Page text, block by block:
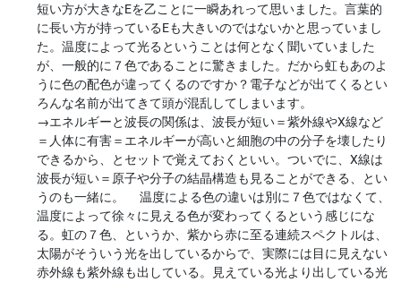
短い方が大きなEを乙ことに一瞬あれって思いました。言葉的
に長い方が持っているEも大きいのではないかと思っていまし
た。温度によって光るということは何となく聞いていました
が、一般的に７色であることに驚きました。だから虹もあのよ
うに色の配色が違ってくるのですか？電子などが出てくるとい
ろんな名前が出てきて頭が混乱してしまいます。
→エネルギーと波長の関係は、波長が短い＝紫外線やX線など
＝人体に有害＝エネルギーが高いと細胞の中の分子を壊したり
できるから、とセットで覚えておくといい。ついでに、X線は
波長が短い＝原子や分子の結晶構造も見ることができる、とい
うのも一緒に。 温度による色の違いは別に７色ではなくて、
温度によって徐々に見える色が変わってくるという感じにな
る。虹の７色、というか、紫から赤に至る連続スペクトルは、
太陽がそういう光を出しているからで、実際には目に見えない
赤外線も紫外線も出している。見えている光より出している光